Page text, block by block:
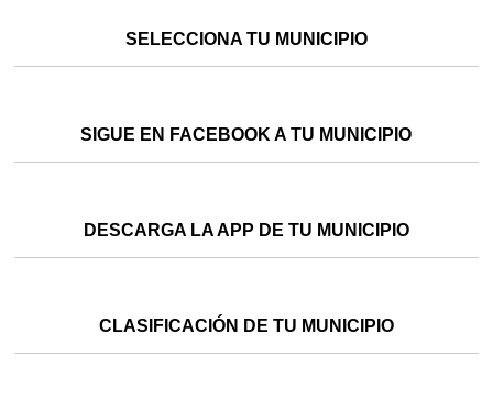
SELECCIONA TU MUNICIPIO
SIGUE EN FACEBOOK A TU MUNICIPIO
DESCARGA LA APP DE TU MUNICIPIO
CLASIFICACIÓN DE TU MUNICIPIO